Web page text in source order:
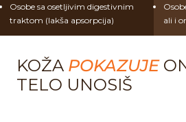
Osobe sa osetljivim digestivnim
traktom (lakša apsorpcija)
ali i
KOŽA POKAZUJE
TELO UNOSIŠ